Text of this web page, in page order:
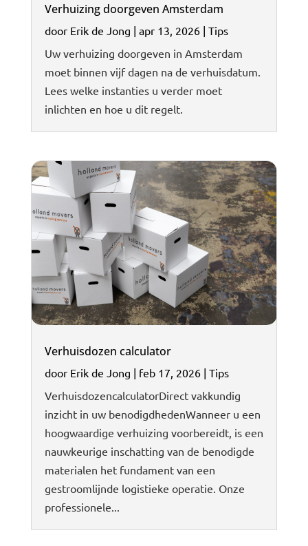
Verhuizing doorgeven Amsterdam
door Erik de Jong | apr 13, 2026| Tips
Uw verhuizing doorgeven in Amsterdam
moet binnen vijf dagen na de verhuisdatum.
Lees welke instanties u verder moet
inlichten en hoe u dit regelt.
Verhuisdozen calculator
door Erik de Jong | feb 17, 2026| Tips
VerhuisdozencalculatorDirect vakkundig
inzicht in uw benodigdhedenWanneer u een
hoogwaardige verhuizing voorbereidt, is een
nauwkeurige inschatting van de benodigde
materialen het fundament van een
gestroomlijnde logistieke operatie. Onze
professionele...